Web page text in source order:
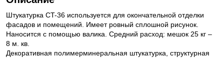
Штукатурка CT-36 используется для окончательной отделки
фасадов и помещений. Имеет ровный сплошной рисунок.
Наносится с помощью валика. Средний расход: мешок 25 кг –
8 м. кв.
Декоративная полимерминеральная штукатурка, структурная